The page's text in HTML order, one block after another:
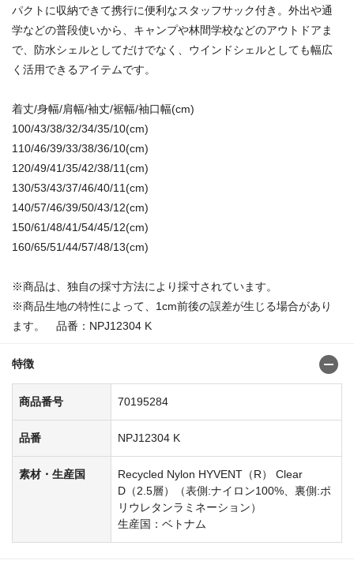
パクトに収納できて携行に便利なスタッフサック付き。外出や通
学などの普段使いから、キャンプや林間学校などのアウトドアま
で、防水シェルとしてだけでなく、ウインドシェルとしても幅広
く活用できるアイテムです。
着丈/身幅/肩幅/袖丈/裾幅/袖口幅(cm)
100/43/38/32/34/35/10(cm)
110/46/39/33/38/36/10(cm)
120/49/41/35/42/38/11(cm)
130/53/43/37/46/40/11(cm)
140/57/46/39/50/43/12(cm)
150/61/48/41/54/45/12(cm)
160/65/51/44/57/48/13(cm)
※商品は、独自の採寸方法により採寸されています。
※商品生地の特性によって、1cm前後の誤差が生じる場合があり
ます。 品番：NPJ12304 K
特徴
商品番号 70195284
品番 NPJ12304 K
素材・生産国
Recycled Nylon HYVENT（R） Clear
D（2.5層）（表側:ナイロン100%、裏側:ポ
リウレタンラミネーション）
生産国：ベトナム